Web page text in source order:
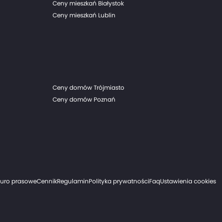
Ceny mieszkań Białystok
Ceny mieszkań Lublin
Ceny domów Trójmiasto
Ceny domów Poznań
prasoweCennikRegulaminPolityka prywatnościFaqUstawienia cookies